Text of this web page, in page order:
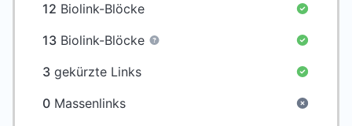
12 Biolink-Blöcke
13 Biolink-Blöcke
3 gekürzte Links
0 Massenlinks